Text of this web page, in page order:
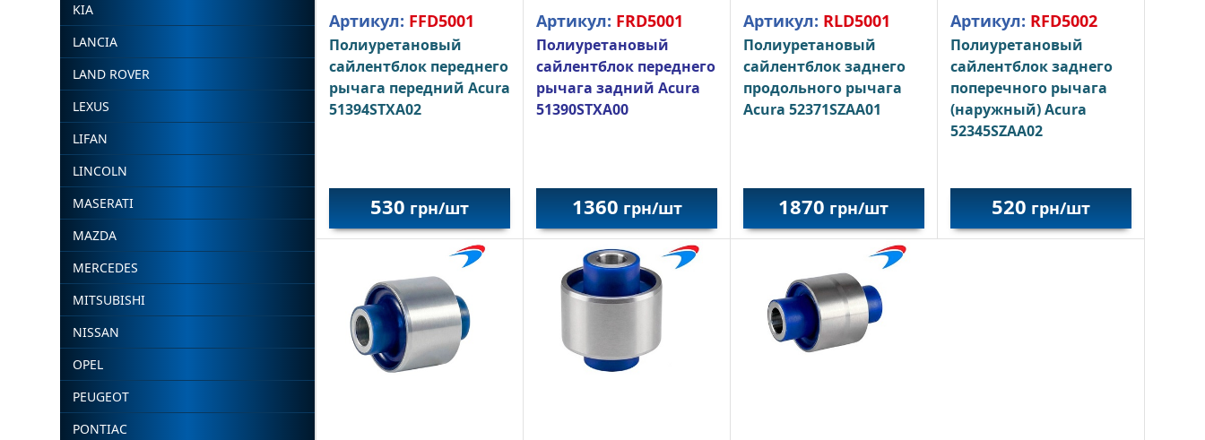
KIA
LANCIA
LAND ROVER
LEXUS
LIFAN
LINCOLN
MASERATI
MAZDA
MERCEDES
MITSUBISHI
NISSAN
OPEL
PEUGEOT
PONTIAC
Артикул: FFD5001
Полиуретановый
сайлентблок переднего
рычага передний Acura
51394STXA02
530 грн/шт
Артикул: FRD5001
Полиуретановый
сайлентблок переднего
рычага задний Acura
51390STXA00
1360 грн/шт
Артикул: RLD5001
Полиуретановый
сайлентблок заднего
продольного рычага
Acura 52371SZAA01
1870 грн/шт
Артикул: RFD5002
Полиуретановый
сайлентблок заднего
поперечного рычага
(наружный) Acura
52345SZAA02
520 грн/шт